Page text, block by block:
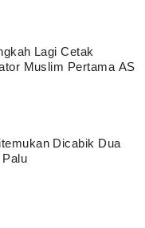
Lagi Cetak
Muslim Pertama AS
Dicabik Dua